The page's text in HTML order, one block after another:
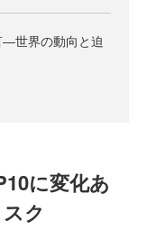
世界の動向と迫
に変化あ
ク